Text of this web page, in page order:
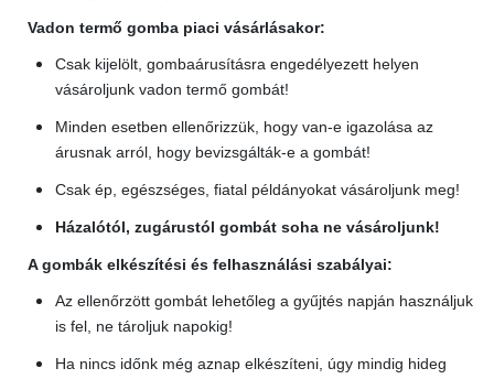
Vadon termő gomba piaci vásárlásakor:
Csak kijelölt, gombaárusításra engedélyezett helyen
vásároljunk vadon termő gombát!
Minden esetben ellenőrizzük, hogy van-e igazolása az
árusnak arról, hogy bevizsgálták-e a gombát!
Csak ép, egészséges, fiatal példányokat vásároljunk meg!
Házalótól, zugárustól gombát soha ne vásároljunk!
A gombák elkészítési és felhasználási szabályai:
Az ellenőrzött gombát lehetőleg a gyűjtés napján használjuk
is fel, ne tároljuk napokig!
Ha nincs időnk még aznap elkészíteni, úgy mindig hideg